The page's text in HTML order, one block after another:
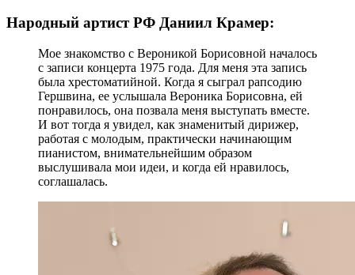
Народный артист РФ Даниил Крамер:
Мое знакомство с Вероникой Борисовной началось
с записи концерта 1975 года. Для меня эта запись
была хрестоматийной. Когда я сыграл рапсодию
Гершвина, ее услышала Вероника Борисовна, ей
понравилось, она позвала меня выступать вместе.
И вот тогда я увидел, как знаменитый дирижер,
работая с молодым, практически начинающим
пианистом, внимательнейшим образом
выслушивала мои идеи, и когда ей нравилось,
соглашалась.